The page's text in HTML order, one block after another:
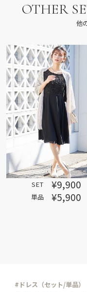
OTHER
他
SET ¥9,900
単品 ¥5,900
#ドレス（セット/単品）